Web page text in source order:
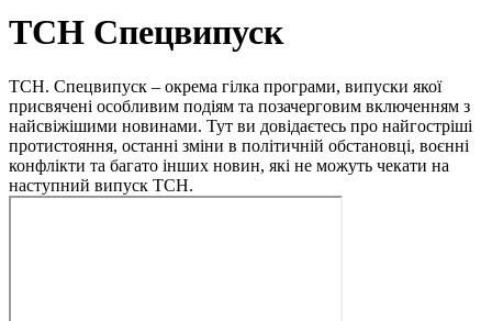
ТСН Спецвипуск
ТСН. Спецвипуск – окрема гілка програми, випуски якої
присвячені особливим подіям та позачерговим включенням з
найсвіжішими новинами. Тут ви довідаєтесь про найгостріші
протистояння, останні зміни в політичній обстановці, воєнні
конфлікти та багато інших новин, які не можуть чекати на
наступний випуск ТСН.